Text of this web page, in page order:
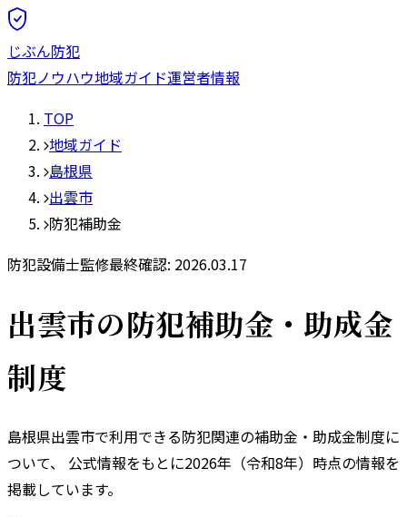
じぶん防犯
防犯ノウハウ地域ガイド運営者情報
TOP
地域ガイド
島根県
出雲市
防犯補助金
防犯設備士監修最終確認: 2026.03.17
出雲市の防犯補助金・助成金
制度
島根県出雲市で利用できる防犯関連の補助金・助成金制度に
ついて、 公式情報をもとに2026年（令和8年）時点の情報を
掲載しています。